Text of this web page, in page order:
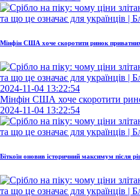
Мінфін США хоче скоротити ринок
2024-11-04 13:22:54
Мінфін США хоче скоротити
2024-11-04 13:22:54
Біткоїн оновив історичний максимум після